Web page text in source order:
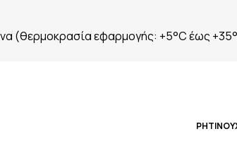
(θερμοκρασία εφαρμογής: +5°C έως